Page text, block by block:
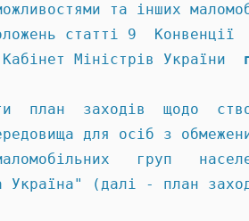
та інших
статті 9
Міністрів України
план  заходів  щодо
для осіб з
груп
Україна" (далі - план